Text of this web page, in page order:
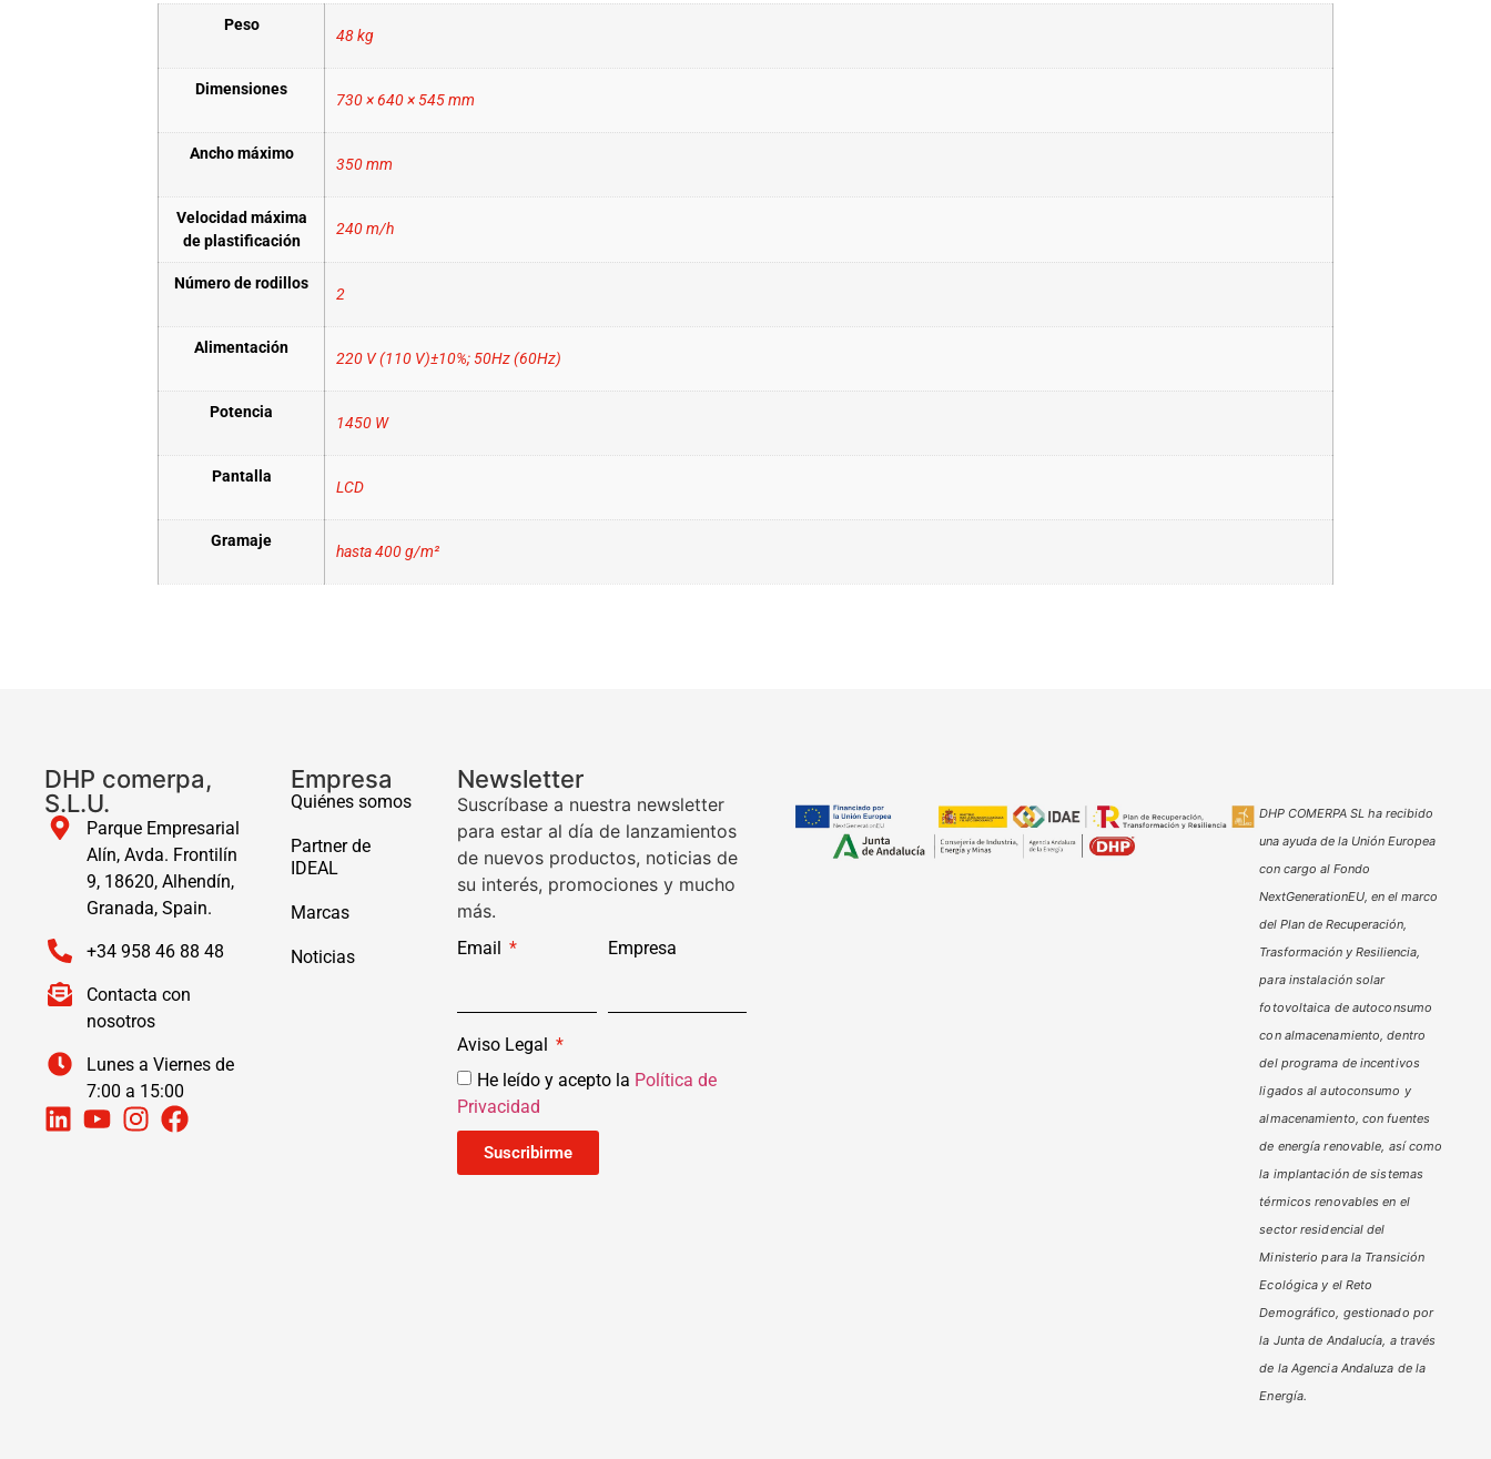
Peso
48 kg
Dimensiones
730 × 640 × 545 mm
Ancho máximo
350 mm
Velocidad máxima
de plastificación
240 m/h
Número de rodillos
2
Alimentación
220 V (110 V)±10%; 50Hz (60Hz)
Potencia
1450 W
Pantalla
LCD
Gramaje
hasta 400 g/m²
DHP comerpa,
S.L.U.
Parque Empresarial
Alín, Avda. Frontilín
9, 18620, Alhendín,
Granada, Spain.
+34 958 46 88 48
Contacta con
nosotros
Lunes a Viernes de
7:00 a 15:00
Empresa
Quiénes somos
Partner de
IDEAL
Marcas
Noticias
Newsletter
Suscríbase a nuestra newsletter
para estar al día de lanzamientos
de nuevos productos, noticias de
su interés, promociones y mucho
más.
Email Empresa
Aviso Legal
He leído y acepto la Política de
Privacidad
Suscribirme
DHP COMERPA SL ha recibido
una ayuda de la Unión Europea
con cargo al Fondo
NextGenerationEU, en el marco
del Plan de Recuperación,
Trasformación y Resiliencia,
para instalación solar
fotovoltaica de autoconsumo
con almacenamiento, dentro
del programa de incentivos
ligados al autoconsumo y
almacenamiento, con fuentes
de energía renovable, así como
la implantación de sistemas
térmicos renovables en el
sector residencial del
Ministerio para la Transición
Ecológica y el Reto
Demográfico, gestionado por
la Junta de Andalucía, a través
de la Agencia Andaluza de la
Energía.